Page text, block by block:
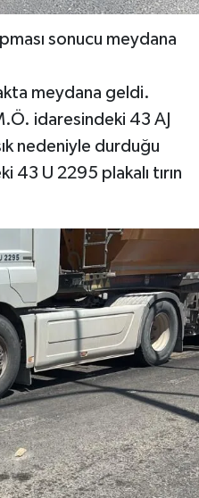
sonucu meydana
meydana geldi.
idaresindeki 43 AJ
nedeniyle durduğu
43 U 2295 plakalı tırın